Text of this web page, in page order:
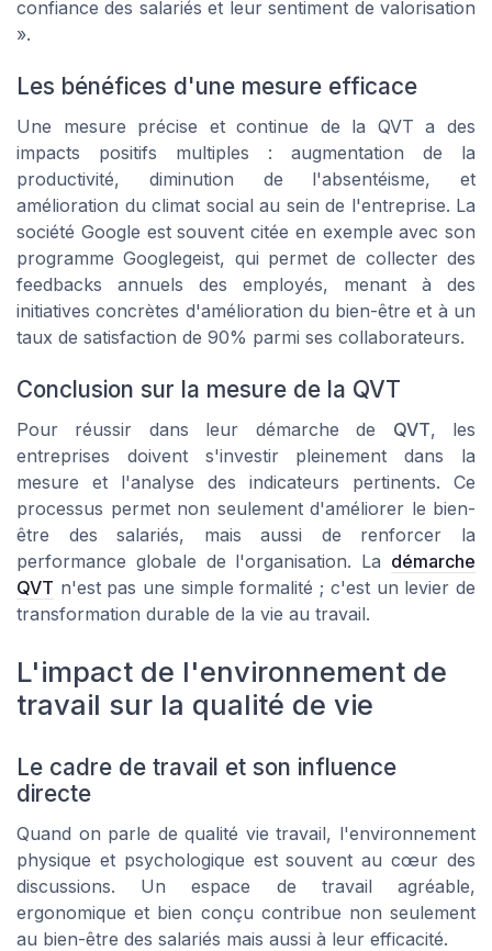
confiance des salariés et leur sentiment de valorisation
».
Les bénéfices d'une mesure efficace
Une mesure précise et continue de la QVT a des
impacts positifs multiples : augmentation de la
productivité, diminution de l'absentéisme, et
amélioration du climat social au sein de l'entreprise. La
société Google est souvent citée en exemple avec son
programmeGooglegeist, qui permet de collecter des
feedbacks annuels des employés, menant à des
initiatives concrètes d'amélioration du bien-être et à un
taux de satisfaction de 90% parmi ses collaborateurs.
Conclusion sur la mesure de la QVT
Pour réussir dans leur démarche de QVT, les
entreprises doivent s'investir pleinement dans la
mesure et l'analyse des indicateurs pertinents. Ce
processus permet non seulement d'améliorer le bien-
être des salariés, mais aussi de renforcer la
performance globale de l'organisation. La démarche
QVT n'est pas une simple formalité ; c'est un levier de
transformation durable de la vie au travail.
L'impact de l'environnement de
travail sur la qualité de vie
Le cadre de travail et son influence
directe
Quand on parle de qualité vie travail, l'environnement
physique et psychologique est souvent au cœur des
discussions. Un espace de travail agréable,
ergonomique et bien conçu contribue non seulement
au bien-être des salariés mais aussi à leur efficacité.